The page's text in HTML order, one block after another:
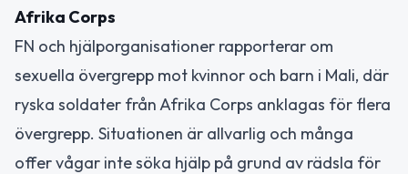
Afrika Corps
FN och hjälporganisationer rapporterar om
sexuella övergrepp mot kvinnor och barn i Mali, där
ryska soldater från Afrika Corps anklagas för flera
övergrepp. Situationen är allvarlig och många
offer vågar inte söka hjälp på grund av rädsla för